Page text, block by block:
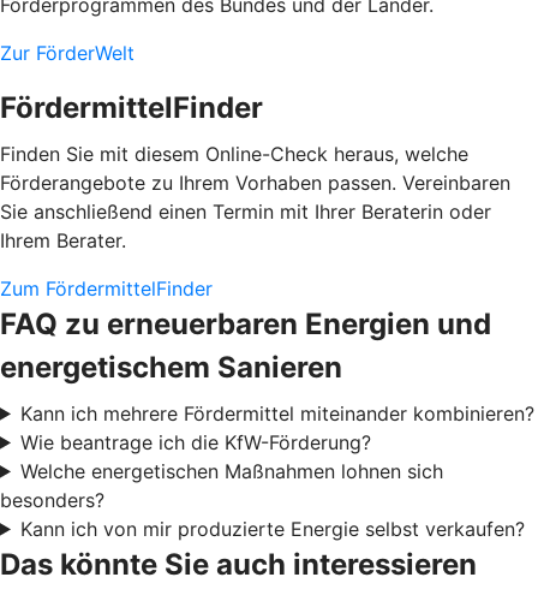
Zur FörderWelt
FördermittelFinder
Finden Sie mit diesem Online-Check heraus, welche
Förderangebote zu Ihrem Vorhaben passen. Vereinbaren
Sie anschließend einen Termin mit Ihrer Beraterin oder
Ihrem Berater.
Zum FördermittelFinder
FAQ zu erneuerbaren Energien und
energetischem Sanieren
Kann ich mehrere Fördermittel miteinander kombinieren?
Wie beantrage ich die KfW-Förderung?
Welche energetischen Maßnahmen lohnen sich
besonders?
Kann ich von mir produzierte Energie selbst verkaufen?
Das könnte Sie auch interessieren